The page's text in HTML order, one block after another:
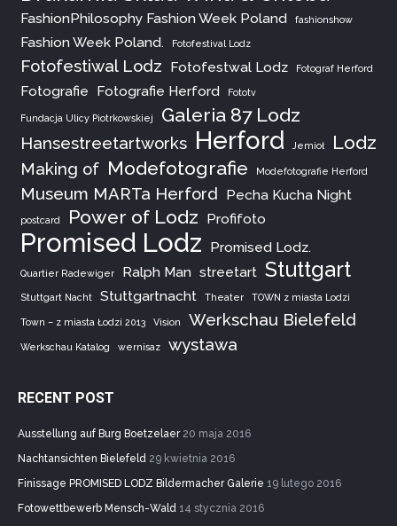
FashionPhilosophy Fashion Week Poland fashionshow
Fashion Week Poland. Fotofestival Lodz
Fotofestiwal Lodz Fotofestwal Lodz Fotograf Herford
Fotografie Fotografie Herford Fototv
Fundacja Ulicy Piotrkowskiej Galeria 87 Lodz
Hansestreetartworks Herford Jemioł Lodz
Making of Modefotografie Modefotografie Herford
Museum MARTa Herford Pecha Kucha Night
postcard Power of Lodz Profifoto
Promised Lodz Promised Lodz.
Quartier Radewiger Ralph Man streetart Stuttgart
Stuttgart Nacht Stuttgartnacht Theater TOWN z miasta Lodzi
Town – z miasta Łodzi 2013 Vision Werkschau Bielefeld
Werkschau Katalog wernisaz wystawa
RECENT POST
Ausstellung auf Burg Boetzelaer 20 maja 2016
Nachtansichten Bielefeld 29 kwietnia 2016
Finissage PROMISED LODZ Bildermacher Galerie 19 lutego 2016
Fotowettbewerb Mensch-Wald 14 stycznia 2016